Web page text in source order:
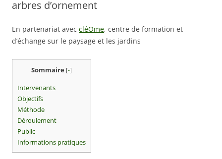
arbres d’ornement
En partenariat avec cléOme, centre de formation et
d’échange sur le paysage et les jardins
Sommaire [-]
Intervenants
Objectifs
Méthode
Déroulement
Public
Informations pratiques